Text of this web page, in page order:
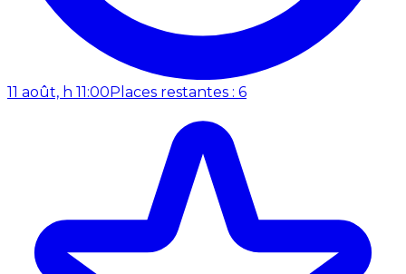
11 août, h 11:00 Places restantes : 6